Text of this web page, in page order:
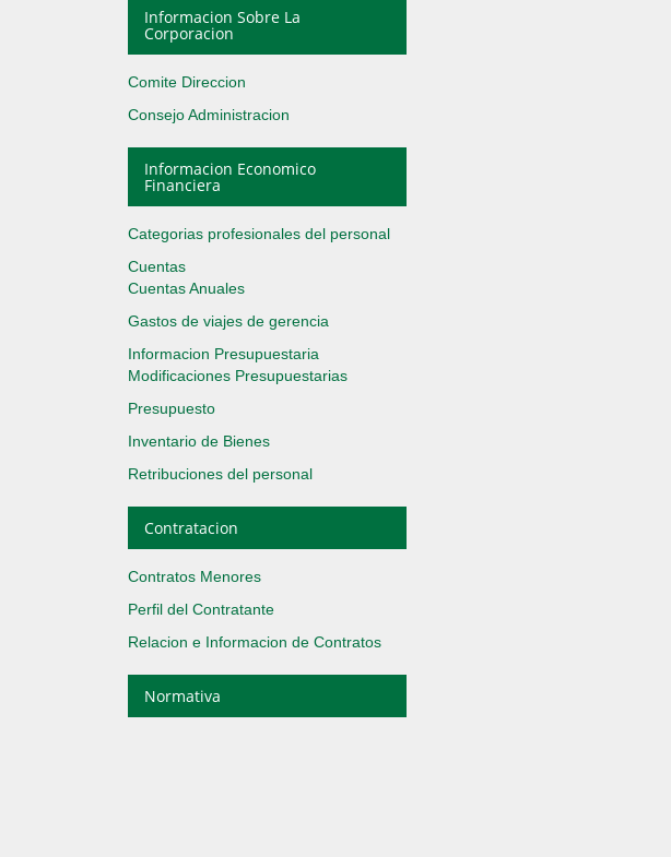
Informacion Sobre La
Corporacion
Comite Direccion
Consejo Administracion
Informacion Economico
Financiera
Categorias profesionales del personal
Cuentas
Cuentas Anuales
Gastos de viajes de gerencia
Informacion Presupuestaria
Modificaciones Presupuestarias
Presupuesto
Inventario de Bienes
Retribuciones del personal
Contratacion
Contratos Menores
Perfil del Contratante
Relacion e Informacion de Contratos
Normativa